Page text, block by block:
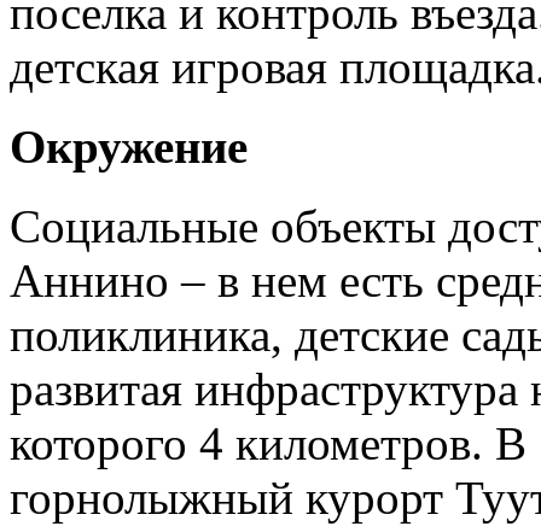
поселка и контроль
детская игровая
Окружение
Социальные объекты
Аннино – в нем есть
поликлиника, детские
развитая
которого 4 километров. В
горнолыжный курорт